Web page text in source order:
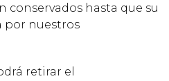
conservados hasta que su
por nuestros
retirar el